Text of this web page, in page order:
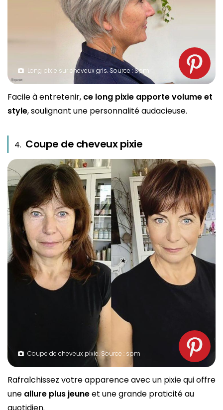
Long pixie sur cheveux gris. Source : Spm
Facile à entretenir, ce long pixie apporte volume et
style, soulignant une personnalité audacieuse.
Coupe de cheveux pixie
Coupe de cheveux pixie. Source : spm
Rafraîchissez votre apparence avec un pixie qui offre
une allure plus jeuneet une grande praticité au
quotidien.